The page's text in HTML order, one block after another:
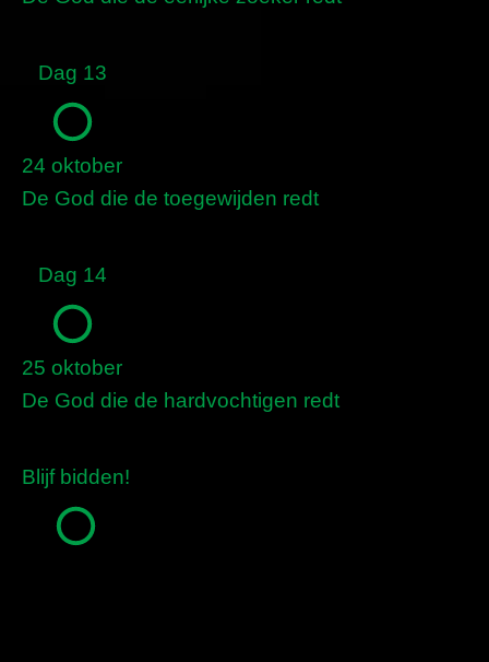
Dag 13
24 oktober
De God die de toegewijden redt
Dag 14
25 oktober
De God die de hardvochtigen redt
Blijf bidden!